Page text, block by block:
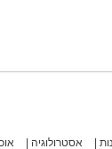
שמאי המקרקעין
הכולל
של השמאי הוא
אסטרולוגיה